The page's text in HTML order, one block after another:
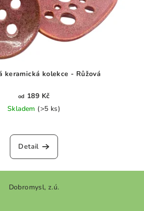
keramická kolekce - Růžová
od 189 Kč
Skladem (>5 ks)
hodnocení
produktu
z
hvězdiček.
Detail
Dobromysl, z.ú.